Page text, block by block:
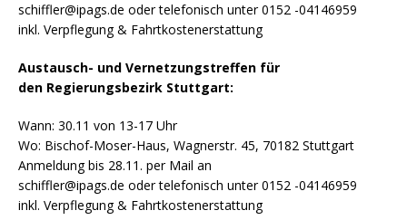
schiffler@ipags.de oder telefonisch unter 0152 -04146959
inkl. Verpflegung & Fahrtkostenerstattung
Austausch- und Vernetzungstreffen für
den Regierungsbezirk Stuttgart:
Wann: 30.11 von 13-17 Uhr
Wo: Bischof-Moser-Haus, Wagnerstr. 45, 70182 Stuttgart
Anmeldung bis 28.11. per Mail an
schiffler@ipags.de oder telefonisch unter 0152 -04146959
inkl. Verpflegung & Fahrtkostenerstattung